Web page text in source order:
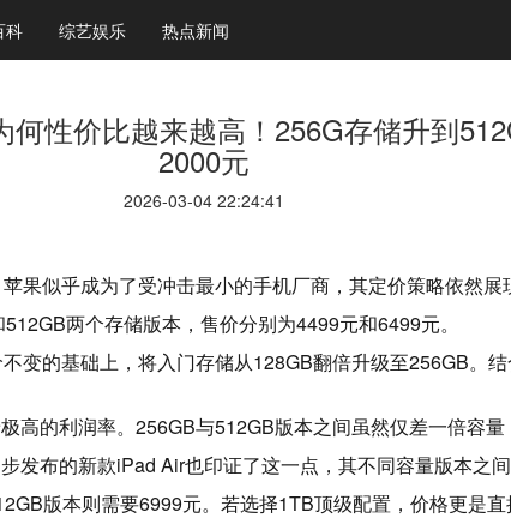
科 综艺娱乐 热点新闻
何性价比越来越高！256G存储升到
2000元
2026-03-04 22:24:41
似乎成为了受冲击最小的手机厂商，其定价策略依然展
两个存储版本，售价分别为4499元和6499元。
变的基础上，将入门存储从128GB翻倍升级至256GB。
的利润率。256GB与512GB版本之间虽然仅差一倍容量
布的新款iPad Air也印证了这一点，其不同容量版本之间
版本则需要6999元。若选择1TB顶级配置，价格更是直